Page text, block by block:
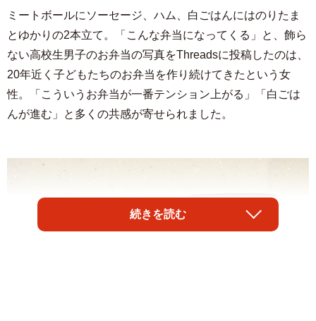
ミートボールにソーセージ、ハム、白ごはんにはのりたま
とゆかりの2本立て。「こんな弁当になってくる」と、飾ら
ない高校生男子のお弁当の写真をThreadsに投稿したのは、
20年近く子どもたちのお弁当を作り続けてきたという女
性。「こういうお弁当が一番テンション上がる」「白ごは
んが進む」と多くの共感が寄せられました。
続きを読む